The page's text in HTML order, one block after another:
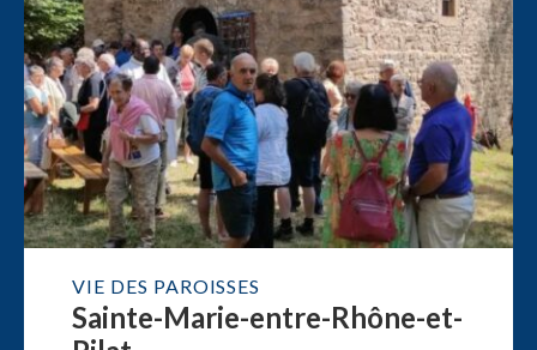
VIE DES PAROISSES
Sainte-Marie-entre-Rhône-et-